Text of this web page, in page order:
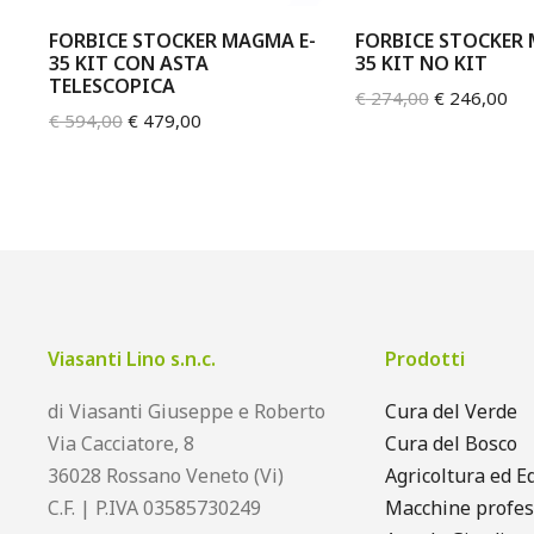
FORBICE STOCKER MAGMA E-
35 KIT CON ASTA
TELESCOPICA
€594,00 €479,00
FORBICE STOCKER
35 KIT NO KIT
€274,00 €246,00
Viasanti Lino s.n.c.
di Viasanti Giuseppe e Roberto
Via Cacciatore, 8
36028 Rossano Veneto (Vi)
C.F. | P.IVA 03585730249
Prodotti
Cura del Verde
Cura del Bosco
Agricoltura ed
Macchine